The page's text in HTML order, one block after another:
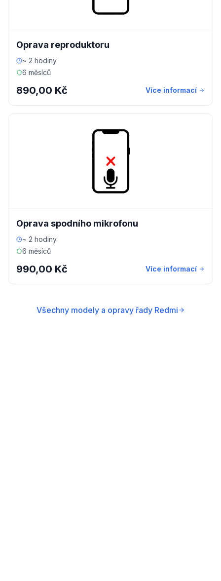
Oprava reproduktoru
~ 2 hodiny
6 měsíců
890,00 Kč Více informací
Oprava spodního mikrofonu
~ 2 hodiny
6 měsíců
990,00 Kč Více informací
Všechny modely a opravy řady Redmi